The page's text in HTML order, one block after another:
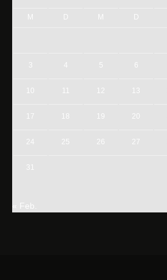
M D M D
3 5 6
10 11 12 13
17 18 19 20
24 25 26 27
31
« Feb.